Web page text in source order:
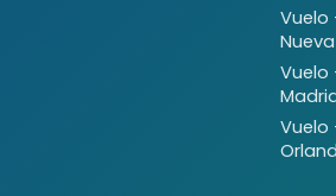
Vuelo
Vuelo
Vuelo